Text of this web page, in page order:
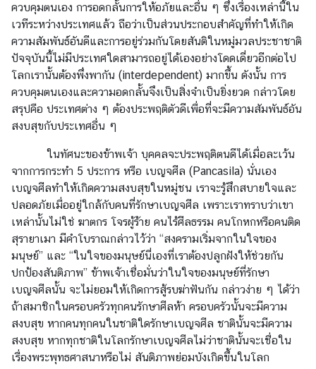
ควบคุมตนเอง การอดกลั้นการให้อภัยและอื่น ๆ ซึ่งเรื่องเหล่านี้ใน
เวทีระหว่างประเทศแล้ว ถือว่าเป็นส่วนประกอบสำคัญที่ทำให้เกิด
ความสัมพันธ์อันดีและการอยู่ร่วมกันโดยสันติในหมู่มวลประชาชาติ
ปัจจุบันนี้ไม่มีประเทศใดสามารถอยู่ได้เองอย่างโดดเดี่ยวอีกต่อไป
โลกเรานั้นต้องพึ่งพากัน (interdependent) มากขึ้น ดังนั้น การ
ควบคุมตนเองและความอดกลั้นจึงเป็นสิ่งจำเป็นยิ่งยวด กล่าวโดย
สรุปคือ ประเทศต่าง ๆ ต้องประพฤติตัวดีเพื่อที่จะมีความสัมพันธ์อัน
สงบสุขกับประเทศอื่น ๆ
ในทัศนะของข้าพเจ้า บุคคลจะประพฤติตนดีได้เมื่อละเว้น
จากการกระทำ 5 ประการ หรือ เบญจศีล (Pancasila) นั่นเอง
เบญจศีลทำให้เกิดความสงบสุขในหมู่ชน เราจะรู้สึกสบายใจและ
ปลอดภัยเมื่ออยู่ใกล้กับคนที่รักษาเบญจศีล เพราะเราทราบว่าเขา
เหล่านั้นไม่ใช่ ฆาตกร โจรผู้ร้าย คนไร้ศีลธรรม คนโกหกหรือคนติด
สุรายาเมา มีคำโบราณกล่าวไว้ว่า “สงครามเริ่มจากในใจของ
มนุษย์” และ “ในใจของมนุษย์นี่เองที่เราต้องปลูกฝังให้ช่วยกัน
ปกป้องสันติภาพ” ข้าพเจ้าเชื่อมั่นว่าในใจของมนุษย์ที่รักษา
เบญจศีลนั้น จะไม่ยอมให้เกิดการสู้รบฆ่าฟันกัน กล่าวง่าย ๆ ได้ว่า
ถ้าสมาชิกในครอบครัวทุกคนรักษาศีลห้า ครอบครัวนั้นจะมีความ
สงบสุข หากคนทุกคนในชาติใดรักษาเบญจศีล ชาตินั้นจะมีความ
สงบสุข หากทุกชาติในโลกรักษาเบญจศีลไม่ว่าชาตินั้นจะเชื่อใน
เรื่องพระพุทธศาสนาหรือไม่ สันติภาพย่อมบังเกิดขึ้นในโลก